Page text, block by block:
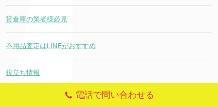
貸倉庫の業者様必見
不用品査定はLINEがおすすめ
役立ち情報
電話で問い合わせる